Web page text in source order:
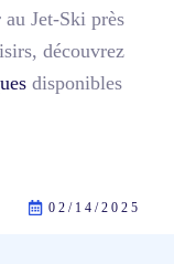
au Jet-Ski près
découvrez
disponibles
02/14/2025